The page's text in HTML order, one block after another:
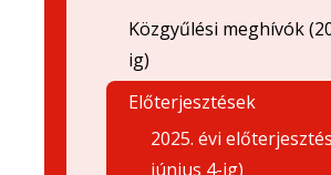
Közgyűlési meghívók
ig)
Előterjesztések
2025. évi
június 4-ig)